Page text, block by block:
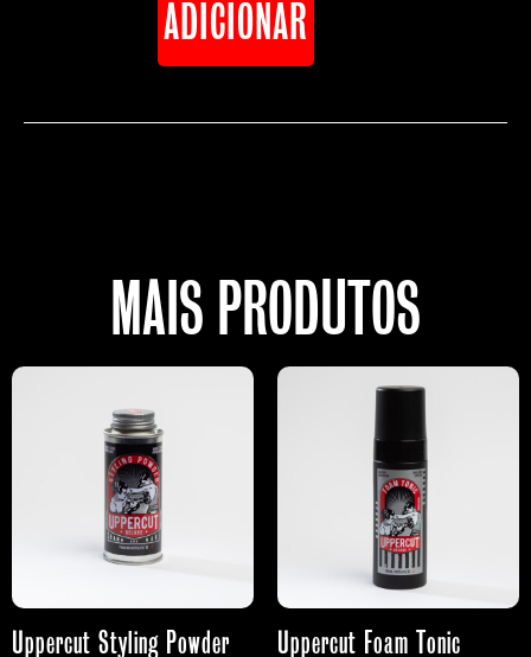
ADICIONAR
MAIS PRODUTOS
Uppercut Styling Powder
Uppercut Foam Tonic